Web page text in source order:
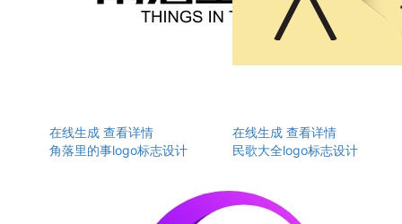
在线生成 查看详情
角落里的事logo标志设计
在线生成 查看详情
民歌大全logo标志设计